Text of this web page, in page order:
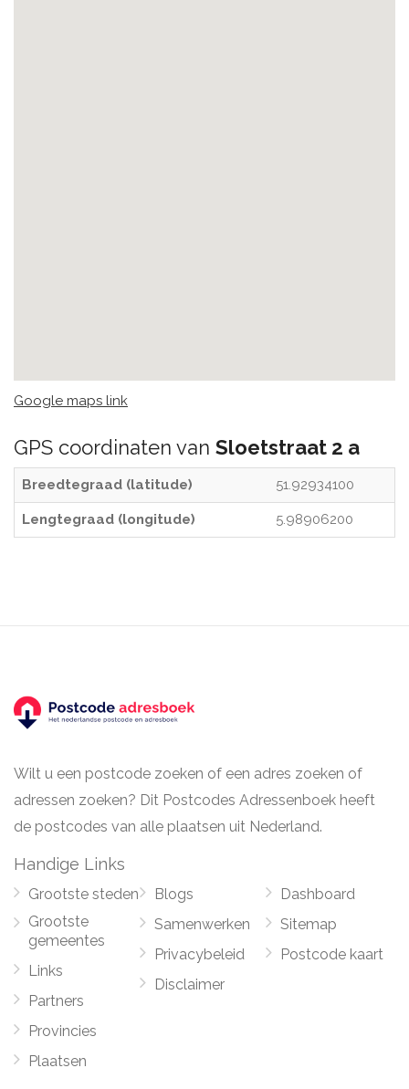
Google maps link
GPS coordinaten van Sloetstraat 2 a
Breedtegraad (latitude) 51.92934100
Lengtegraad (longitude) 5.98906200
Wilt u een postcode zoeken of een adres zoeken of
adressen zoeken? Dit Postcodes Adressenboek heeft
de postcodes van alle plaatsen uit Nederland.
Handige Links
Grootste steden
Grootste
gemeentes
Links
Partners
Provincies
Plaatsen
Blogs
Samenwerken
Privacybeleid
Disclaimer
Dashboard
Sitemap
Postcode kaart